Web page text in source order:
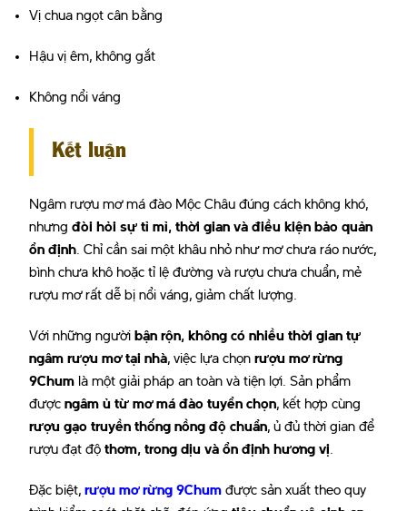
Vị chua ngọt cân bằng
Hậu vị êm, không gắt
Không nổi váng
Kết luận
Ngâm rượu mơ má đào Mộc Châu đúng cách không khó,
nhưng đòi hỏi sự tỉ mỉ, thời gian và điều kiện bảo quản
ổn định. Chỉ cần sai một khâu nhỏ như mơ chưa ráo nước,
bình chưa khô hoặc tỉ lệ đường và rượu chưa chuẩn, mẻ
rượu mơ rất dễ bị nổi váng, giảm chất lượng.
Với những người bận rộn, không có nhiều thời gian tự
ngâm rượu mơ tại nhà, việc lựa chọn rượu mơ rừng
9Chum là một giải pháp an toàn và tiện lợi. Sản phẩm
được ngâm ủ từ mơ má đào tuyển chọn, kết hợp cùng
rượu gạo truyền thống nồng độ chuẩn, ủ đủ thời gian để
rượu đạt độ thơm, trong dịu và ổn định hương vị.
Đặc biệt, rượu mơ rừng 9Chum được sản xuất theo quy